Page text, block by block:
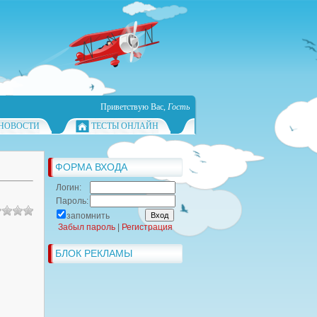
Приветствую Вас, Гость
ТЕСТЫ ОНЛАЙН
ФОРМА ВХОДА
Логин:
Пароль:
запомнить
Забыл пароль
Регистрация
БЛОК РЕКЛАМЫ